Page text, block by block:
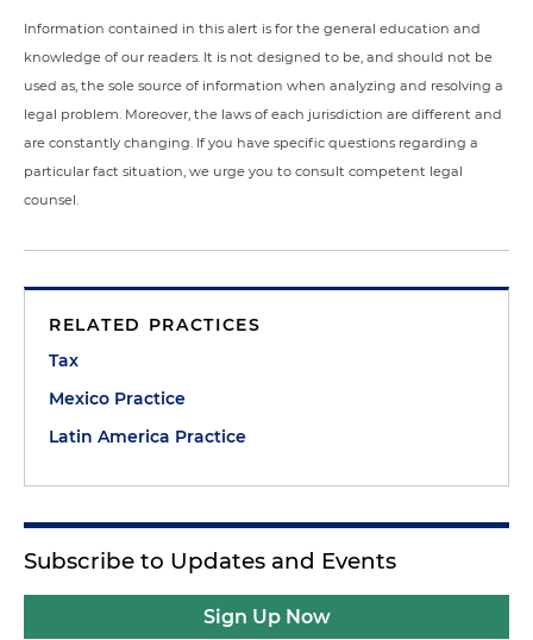
Information contained in this alert is for the general education and
knowledge of our readers. It is not designed to be, and should not be
used as, the sole source of information when analyzing and resolving a
legal problem. Moreover, the laws of each jurisdiction are different and
are constantly changing. If you have specific questions regarding a
particular fact situation, we urge you to consult competent legal
counsel.
RELATED PRACTICES
Tax
Mexico Practice
Latin America Practice
Subscribe to Updates and Events
Sign Up Now